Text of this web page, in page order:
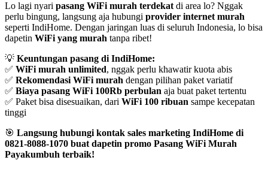
Lo lagi nyari pasang WiFi murah terdekat di area lo? Nggak
perlu bingung, langsung aja hubungi provider internet murah
seperti IndiHome. Dengan jaringan luas di seluruh Indonesia, lo bisa
dapetin WiFi yang murah tanpa ribet!
💡 Keuntungan pasang di IndiHome:
✅ WiFi murah unlimited, nggak perlu khawatir kuota abis
✅ Rekomendasi WiFi murah dengan pilihan paket variatif
✅ Biaya pasang WiFi 100Rb perbulan aja buat paket tertentu
✅ Paket bisa disesuaikan, dari WiFi 100 ribuan sampe kecepatan
tinggi
🎯 Langsung hubungi kontak sales marketing IndiHome di
0821-8088-1070 buat dapetin promo Pasang WiFi Murah
Payakumbuh terbaik!